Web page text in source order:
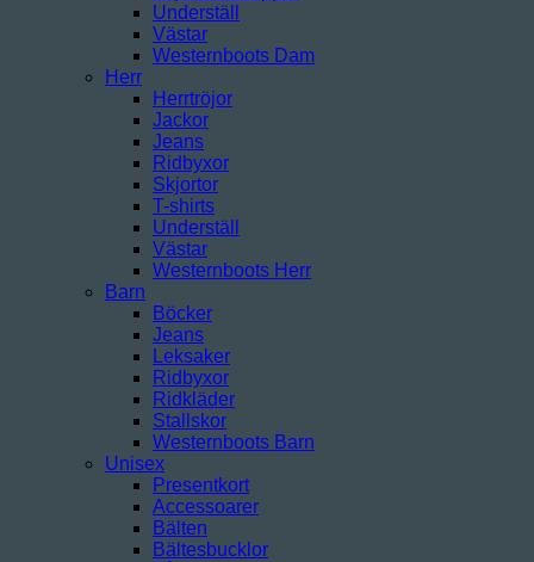
Underställ
Västar
Westernboots Dam
Herr
Herrtröjor
Jackor
Jeans
Ridbyxor
Skjortor
T-shirts
Underställ
Västar
Westernboots Herr
Barn
Böcker
Jeans
Leksaker
Ridbyxor
Ridkläder
Stallskor
Westernboots Barn
Unisex
Presentkort
Accessoarer
Bälten
Bältesbucklor